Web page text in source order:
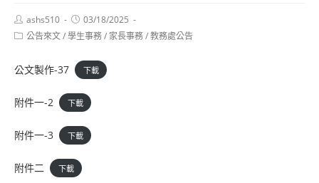
Post
author:
ashs510
Post
published:
03/18/2025
Post公告來文/學生事務/ 家長事務/教務處公告
公文製作-37 下載
附件一-2 下載
附件一-3 下載
附件二 下載